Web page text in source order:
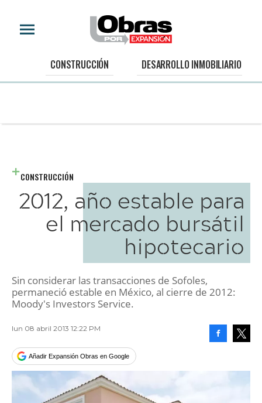
CONSTRUCCIÓN DESARROLLO INMOBILIARIO
CONSTRUCCIÓN
2012, año estable para
el mercado bursátil
hipotecario
Sin considerar las transacciones de Sofoles,
permaneció estable en México, al cierre de 2012:
Moody's Investors Service.
lun 08 abril 2013 12:22 PM
Añadir Expansión Obras en Google